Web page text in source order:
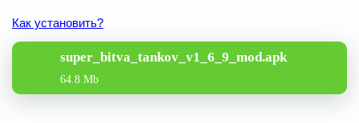
Как установить?
super_bitva_tankov_v1_6_9_mod.apk
64.8 Mb